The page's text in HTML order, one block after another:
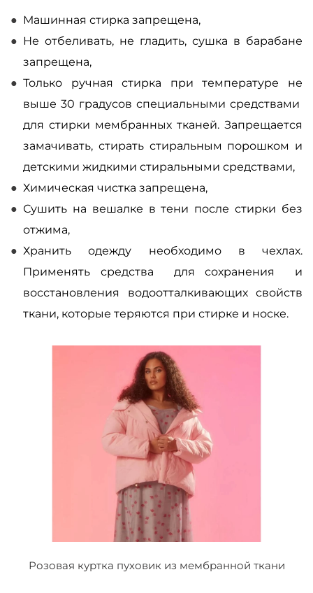
Машинная стирка запрещена,
Не отбеливать, не гладить, сушка в барабане
запрещена,
Только ручная стирка при температуре не
выше 30 градусов специальными средствами
для стирки мембранных тканей. Запрещается
замачивать, стирать стиральным порошком и
детскими жидкими стиральными средствами,
Химическая чистка запрещена,
Сушить на вешалке в тени после стирки без
отжима,
Хранить одежду необходимо в чехлах.
Применять средства для сохранения и
восстановления водоотталкивающих свойств
ткани, которые теряются при стирке и носке.
Розовая куртка пуховик из мембранной ткани